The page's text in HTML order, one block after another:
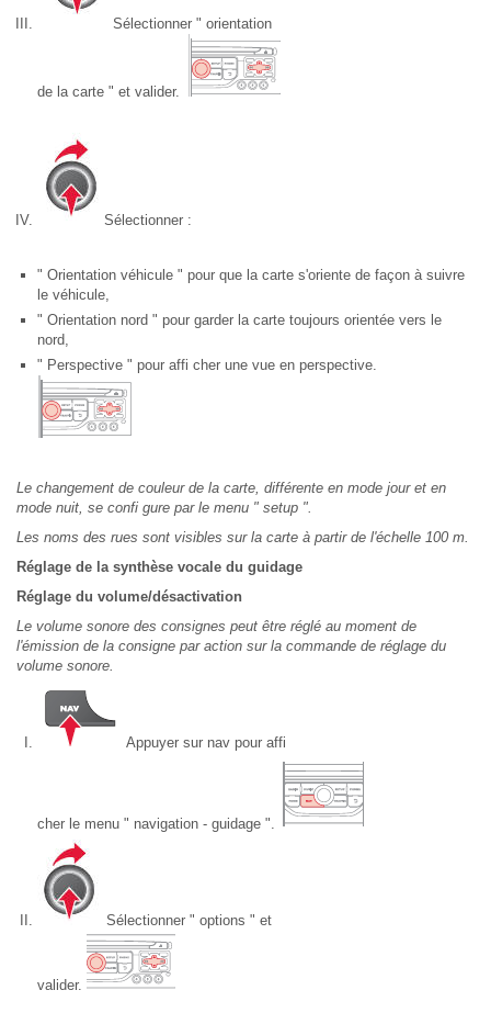
Sélectionner " orientation
de la carte " et valider.
Sélectionner :
" Orientation véhicule " pour que la carte s'oriente de façon à suivre
le véhicule,
" Orientation nord " pour garder la carte toujours orientée vers le
nord,
" Perspective " pour affi cher une vue en perspective.
Le changement de couleur de la carte, différente en mode jour et en
mode nuit, se confi gure par le menu " setup ".
Les noms des rues sont visibles sur la carte à partir de l'échelle 100 m.
Réglage de la synthèse vocale du guidage
Réglage du volume/désactivation
Le volume sonore des consignes peut être réglé au moment de
l'émission de la consigne par action sur la commande de réglage du
volume sonore.
Appuyer sur nav pour affi
cher le menu " navigation - guidage ".
Sélectionner " options " et
valider.